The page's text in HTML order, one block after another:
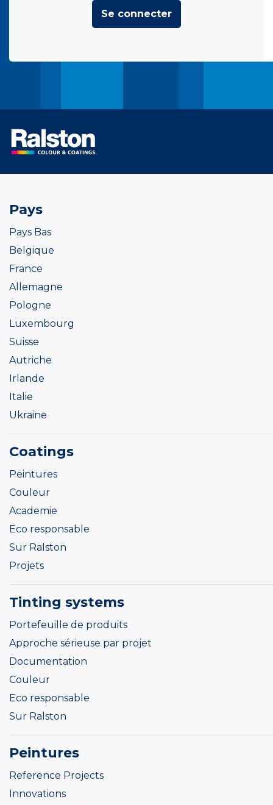
Se connecter
Pays
Pays Bas
Belgique
France
Allemagne
Pologne
Luxembourg
Suisse
Autriche
Irlande
Italie
Ukraine
Coatings
Peintures
Couleur
Academie
Eco responsable
Sur Ralston
Projets
Tinting systems
Portefeuille de produits
Approche sérieuse par projet
Documentation
Couleur
Eco responsable
Sur Ralston
Peintures
Reference Projects
Innovations